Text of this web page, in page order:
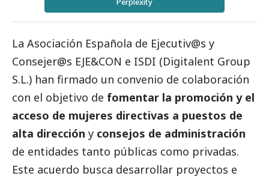
La Asociación Española de Ejecutiv@s y
Consejer@s EJE&CON e ISDI (Digitalent Group
S.L.) han firmado un convenio de colaboración
con el objetivo de fomentar la promoción y el
acceso de mujeres directivas a puestos de
alta dirección y consejos de administración
de entidades tanto públicas como privadas.
Este acuerdo busca desarrollar proyectos e